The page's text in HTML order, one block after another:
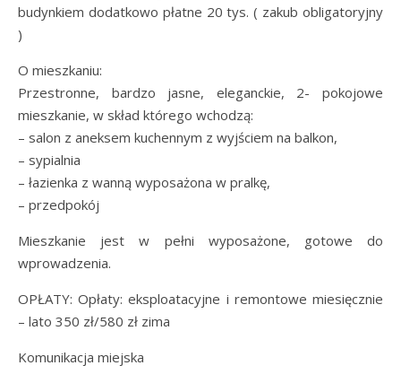
budynkiem dodatkowo płatne 20 tys. ( zakub obligatoryjny
)
O mieszkaniu:
Przestronne, bardzo jasne, eleganckie, 2- pokojowe
mieszkanie, w skład którego wchodzą:
– salon z aneksem kuchennym z wyjściem na balkon,
– sypialnia
– łazienka z wanną wyposażona w pralkę,
– przedpokój
Mieszkanie jest w pełni wyposażone, gotowe do
wprowadzenia.
OPŁATY: Opłaty: eksploatacyjne i remontowe miesięcznie
– lato 350 zł/580 zł zima
Komunikacja miejska